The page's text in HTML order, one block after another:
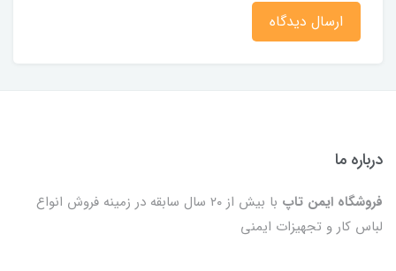
ارسال دیدگاه
درباره ما
فروشگاه ایمن تاپ
با بیش از ۲۰ سال سابقه در زمینه فروش انواع
لباس کار و تجهیزات ایمنی